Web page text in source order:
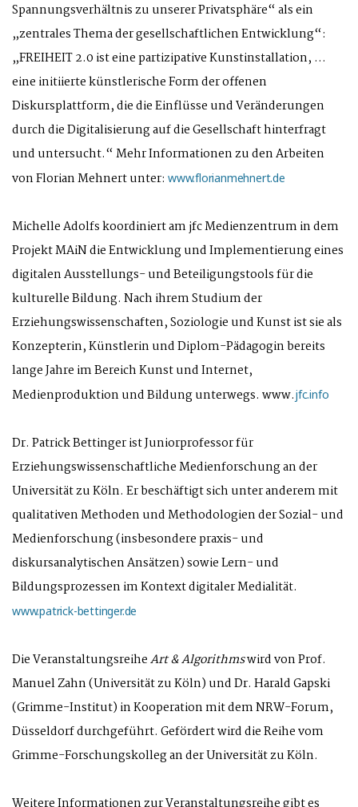
Spannungsverhältnis zu unserer Privatsphäre“ als ein
„zentrales Thema der gesellschaftlichen Entwicklung“:
„FREIHEIT 2.0 ist eine partizipative Kunstinstallation, …
eine initiierte künstlerische Form der offenen
Diskursplattform, die die Einflüsse und Veränderungen
durch die Digitalisierung auf die Gesellschaft hinterfragt
und untersucht.“ Mehr Informationen zu den Arbeiten
von Florian Mehnert unter: www.florianmehnert.de
Michelle Adolfs koordiniert am jfc Medienzentrum in dem
Projekt MAiN die Entwicklung und Implementierung eines
digitalen Ausstellungs- und Beteiligungstools für die
kulturelle Bildung. Nach ihrem Studium der
Erziehungswissenschaften, Soziologie und Kunst ist sie als
Konzepterin, Künstlerin und Diplom-Pädagogin bereits
lange Jahre im Bereich Kunst und Internet,
Medienproduktion und Bildung unterwegs. www.jfc.info
Dr. Patrick Bettinger ist Juniorprofessor für
Erziehungswissenschaftliche Medienforschung an der
Universität zu Köln. Er beschäftigt sich unter anderem mit
qualitativen Methoden und Methodologien der Sozial- und
Medienforschung (insbesondere praxis- und
diskursanalytischen Ansätzen) sowie Lern- und
Bildungsprozessen im Kontext digitaler Medialität.
www.patrick-bettinger.de
Die VeranstaltungsreiheArt & Algorithmswird von Prof.
Manuel Zahn (Universität zu Köln) und Dr. Harald Gapski
(Grimme-Institut) in Kooperation mit dem NRW-Forum,
Düsseldorf durchgeführt. Gefördert wird die Reihe vom
Grimme-Forschungskolleg an der Universität zu Köln.